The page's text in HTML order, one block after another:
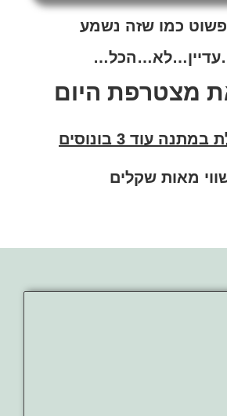
פשוט כמו שזה נשמע
מצטרפת היום
עוד 3 בונוסים
מאות שקלים